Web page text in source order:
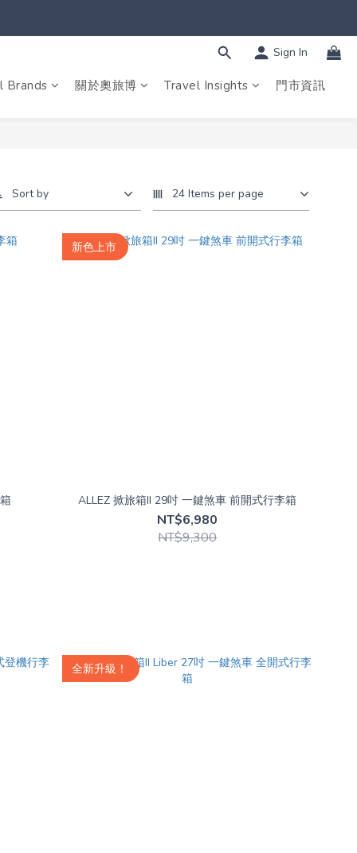
Sign In
Brands 關於奧旅博 Travel Insights 門市資訊
Sort by 24 Items per page
新色上市
ALLEZ 掀旅箱II 29吋 一鍵煞車 前開式行李箱
NT$6,980
NT$9,300
全新升級！